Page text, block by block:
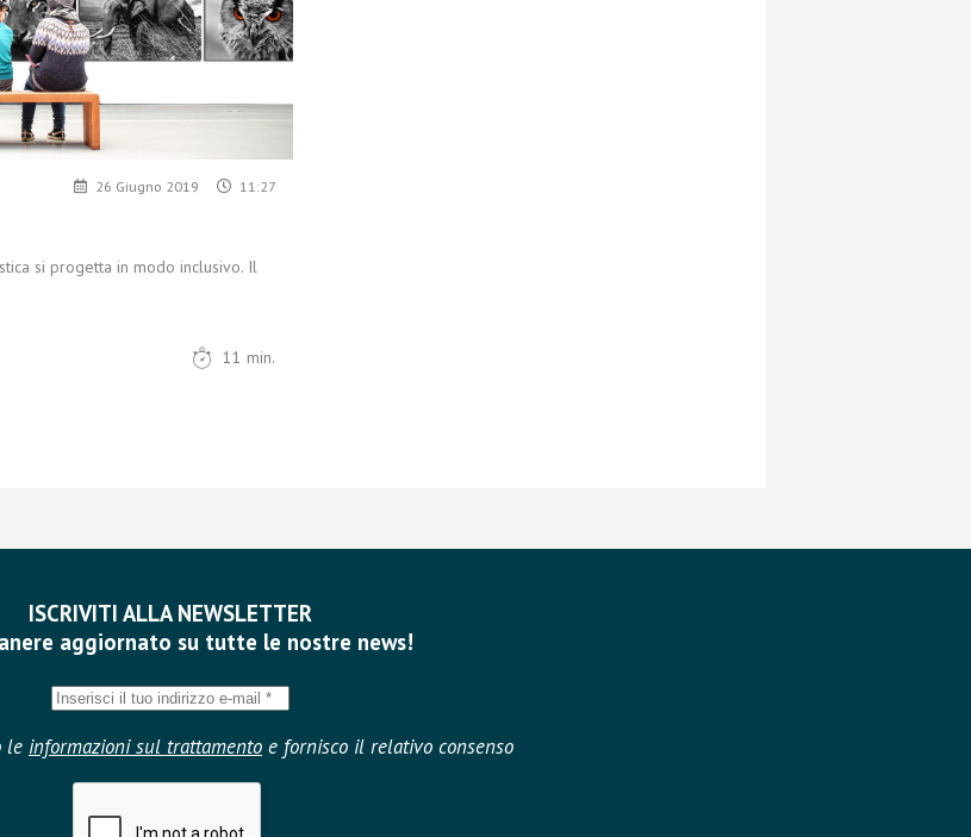
26 Giugno 2019 11:27
si progetta in modo inclusivo. Il
11 min.
ISCRIVITI ALLA NEWSLETTER
aggiornato su tutte le nostre news!
le informazioni sul trattamento e fornisco il relativo consenso